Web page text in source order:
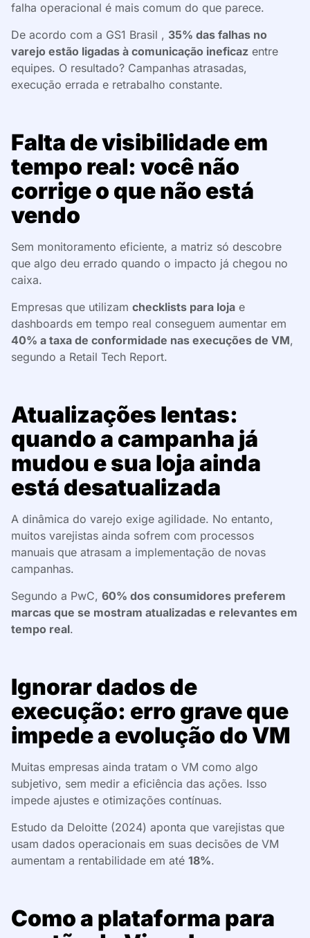
falha operacional é mais comum do que parece.
De acordo com a GS1 Brasil , 35% das falhas no
varejo estão ligadas à comunicação ineficaz entre
equipes. O resultado? Campanhas atrasadas,
execução errada e retrabalho constante.
Falta de visibilidade em
tempo real: você não
corrige o que não está
vendo
Sem monitoramento eficiente, a matriz só descobre
que algo deu errado quando o impacto já chegou no
caixa.
Empresas que utilizam checklists para loja e
dashboards em tempo real conseguem aumentar em
40% a taxa de conformidade nas execuções de VM,
segundo a Retail Tech Report.
Atualizações lentas:
quando a campanha já
mudou e sua loja ainda
está desatualizada
A dinâmica do varejo exige agilidade. No entanto,
muitos varejistas ainda sofrem com processos
manuais que atrasam a implementação de novas
campanhas.
Segundo a PwC, 60% dos consumidores preferem
marcas que se mostram atualizadas e relevantes em
tempo real.
Ignorar dados de
execução: erro grave que
impede a evolução do VM
Muitas empresas ainda tratam o VM como algo
subjetivo, sem medir a eficiência das ações. Isso
impede ajustes e otimizações contínuas.
Estudo da Deloitte (2024) aponta que varejistas que
usam dados operacionais em suas decisões de VM
aumentam a rentabilidade em até 18%.
Como a plataforma para